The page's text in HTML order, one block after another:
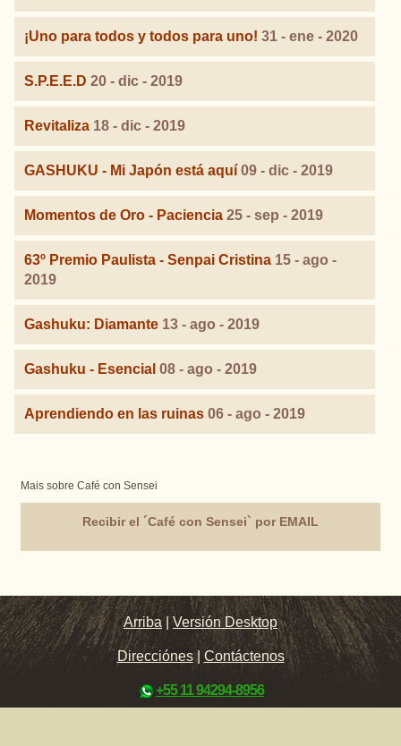
¡Uno para todos y todos para uno! 31 - ene - 2020
S.P.E.E.D 20 - dic - 2019
Revitaliza 18 - dic - 2019
GASHUKU - Mi Japón está aquí 09 - dic - 2019
Momentos de Oro - Paciencia 25 - sep - 2019
63º Premio Paulista - Senpai Cristina 15 - ago -
2019
Gashuku: Diamante 13 - ago - 2019
Gashuku - Esencial 08 - ago - 2019
Aprendiendo en las ruinas 06 - ago - 2019
Mais sobre Café con Sensei
Recibir el ´Café con Sensei` por EMAIL
Arriba |Versión Desktop
Direcciónes| Contáctenos
+55 11 94294-8956